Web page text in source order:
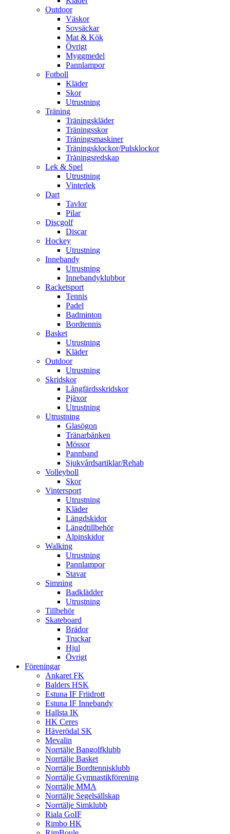
Outdoor
Väskor
Sovsäckar
Mat & Kök
Övrigt
Myggmedel
Pannlampor
Fotboll
Kläder
Skor
Utrustning
Träning
Träningskläder
Träningsskor
Träningsmaskiner
Träningsklockor/Pulsklockor
Träningsredskap
Lek & Spel
Utrustning
Vinterlek
Dart
Tavlor
Pilar
Discgolf
Discar
Hockey
Utrustning
Innebandy
Utrustning
Innebandyklubbor
Racketsport
Tennis
Padel
Badminton
Bordtennis
Basket
Utrustning
Kläder
Outdoor
Utrustning
Skridskor
Långfärdsskridskor
Pjäxor
Utrustning
Utrustning
Glasögon
Tränarbänken
Mössor
Pannband
Sjukvårdsartiklar/Rehab
Volleyboll
Skor
Vintersport
Utrustning
Kläder
Längdskidor
Längdtillbehör
Alpinskidor
Walking
Utrustning
Pannlampor
Stavar
Simning
Badklädder
Utrustning
Tillbehör
Skateboard
Brädor
Truckar
Hjul
Övrigt
Föreningar
Ankaret FK
Balders HSK
Estuna IF Friidrott
Estuna IF Innebandy
Hallsta IK
HK Ceres
Häverödal SK
Mevalin
Norrtälje Bangolfklubb
Norrtälje Basket
Norrtälje Bordtennisklubb
Norrtälje Gymnastikförening
Norrtälje MMA
Norrtälje Segelsällskap
Norrtälje Simklubb
Riala GoIF
Rimbo HK